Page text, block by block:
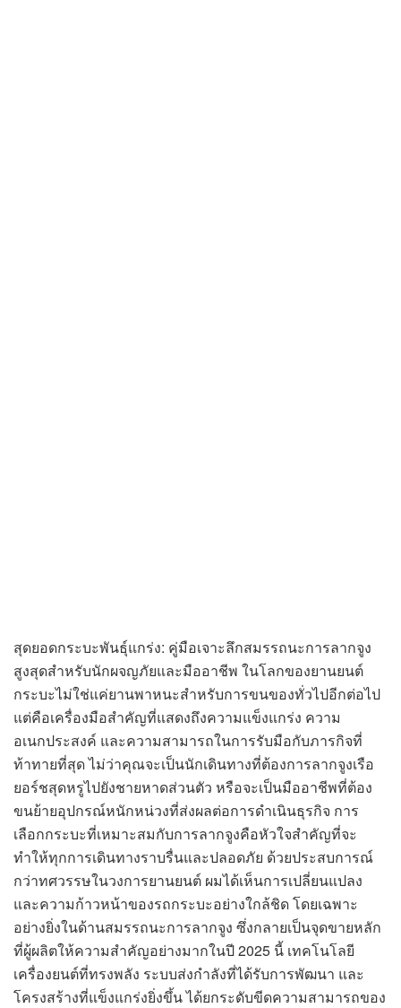
สุดยอดกระบะพันธุ์แกร่ง: คู่มือเจาะลึกสมรรถนะการลากจูง
สูงสุดสำหรับนักผจญภัยและมืออาชีพ ในโลกของยานยนต์
กระบะไม่ใช่แค่ยานพาหนะสำหรับการขนของทั่วไปอีกต่อไป
แต่คือเครื่องมือสำคัญที่แสดงถึงความแข็งแกร่ง ความ
อเนกประสงค์ และความสามารถในการรับมือกับภารกิจที่
ท้าทายที่สุด ไม่ว่าคุณจะเป็นนักเดินทางที่ต้องการลากจูงเรือ
ยอร์ชสุดหรูไปยังชายหาดส่วนตัว หรือจะเป็นมืออาชีพที่ต้อง
ขนย้ายอุปกรณ์หนักหน่วงที่ส่งผลต่อการดำเนินธุรกิจ การ
เลือกกระบะที่เหมาะสมกับการลากจูงคือหัวใจสำคัญที่จะ
ทำให้ทุกการเดินทางราบรื่นและปลอดภัย ด้วยประสบการณ์
กว่าทศวรรษในวงการยานยนต์ ผมได้เห็นการเปลี่ยนแปลง
และความก้าวหน้าของรถกระบะอย่างใกล้ชิด โดยเฉพาะ
อย่างยิ่งในด้านสมรรถนะการลากจูง ซึ่งกลายเป็นจุดขายหลัก
ที่ผู้ผลิตให้ความสำคัญอย่างมากในปี 2025 นี้ เทคโนโลยี
เครื่องยนต์ที่ทรงพลัง ระบบส่งกำลังที่ได้รับการพัฒนา และ
โครงสร้างที่แข็งแกร่งยิ่งขึ้น ได้ยกระดับขีดความสามารถของ